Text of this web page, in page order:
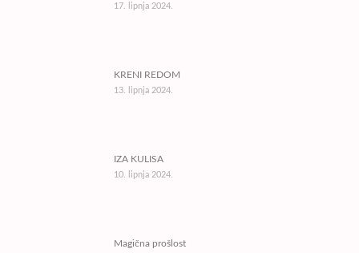
17. lipnja 2024.
KRENI REDOM
13. lipnja 2024.
IZA KULISA
10. lipnja 2024.
Magična prošlost